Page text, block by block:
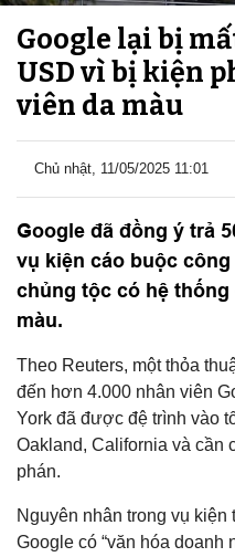
Google lại bị
USD vì bị kiện
viên da màu
Chủ nhật, 11/05/2025 11:01
Google đã đồng ý trả
vụ kiện cáo buộc
chủng tộc có hệ
màu.
Theo Reuters, một thỏa
đến hơn 4.000 nhân viên
York đã được đệ trình vào
Oakland, California và cần
phán.
Nguyên nhân trong vụ
Google có “văn hóa doanh